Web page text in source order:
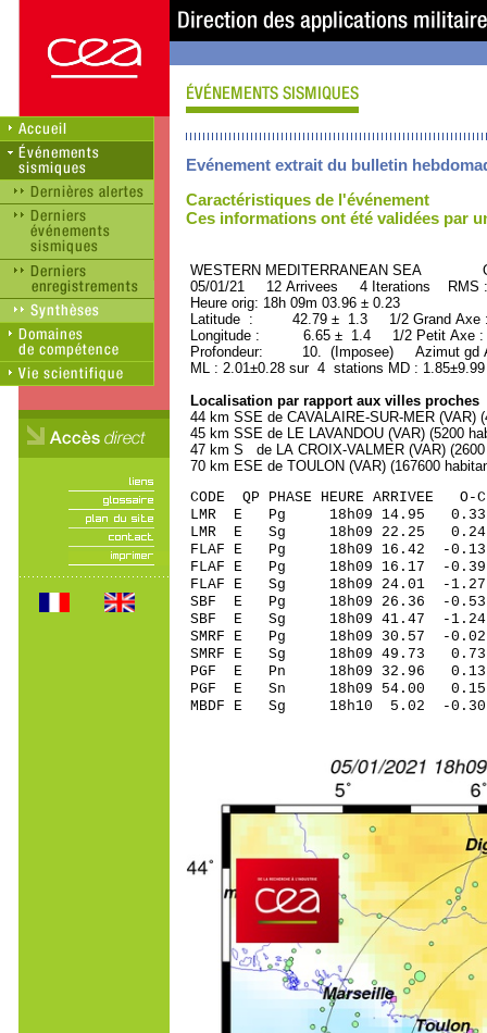
Evénement extrait du bulletin
Caractéristiques de l'événement
Ces informations ont été validées par
WESTERN MEDITERRANEAN SEA
05/01/21 12 Arrivees 4 Iterations RMS
Heure orig: 18h 09m 03.96 ± 0.23
Latitude : 42.79 ± 1.3 1/2 Grand
Longitude : 6.65 ± 1.4 1/2 Petit Axe
Profondeur: 10. (Imposee) Azimut gd
ML : 2.01±0.28 sur 4 stations MD :
Localisation par rapport aux villes proches
44 km SSE de CAVALAIRE-SUR-MER (VAR)
45 km SSE de LE LAVANDOU (VAR) (5200
47 km S de LA CROIX-VALMER (VAR)
70 km ESE de TOULON (VAR) (167600
CODE QP PHASE HEURE
LMR E Pg 18h09
LMR E Sg 18h09 22.25
FLAF E Pg 18h09
FLAF E Pg 18h09
FLAF E Sg 18h09
SBF E Pg 18h09
SBF E Sg 18h09 41.47
SMRF E Pg 18h09
SMRF E Sg 18h09 49.73
PGF E Pn 18h09
PGF E Sn 18h09 54.00
MBDF E Sg 18h10 5.02